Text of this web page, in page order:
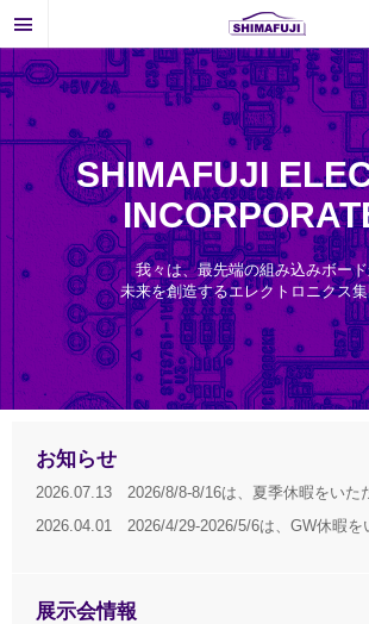
SHIMAFUJI
我々は、最先端の組み込みボー
未来を創造するエレクトロニクス
お知らせ
2026.07.13 2026/8/8-8/16は、夏季休暇をいた
2026.04.01 2026/4/29-2026/5/6は、GW休暇を
展示会情報